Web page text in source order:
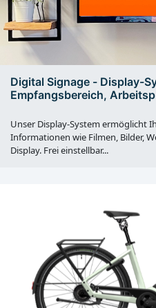
Digital Signage - Display-
Empfangsbereich,
Unser Display-System ermöglicht
Informationen wie Filmen, Bilder,
Display. Frei einstellbar...